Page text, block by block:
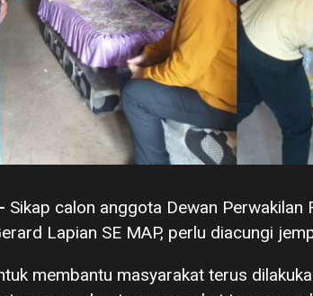
Sikap calon anggota Dewan Perwakilan
Lapian SE MAP, perlu diacungi
membantu masyarakat terus